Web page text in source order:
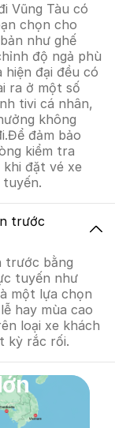
Vũng Tàu có
chọn cho
như ghế
độ ngả phù
đại đều có
ra ở một số
tivi cá nhân,
không
đảm bảo
kiểm tra
đặt vé xe
trước
trước bằng
tuyến như
một lựa chọn
hay mùa cao
loại xe khách
kỳ rắc rối.